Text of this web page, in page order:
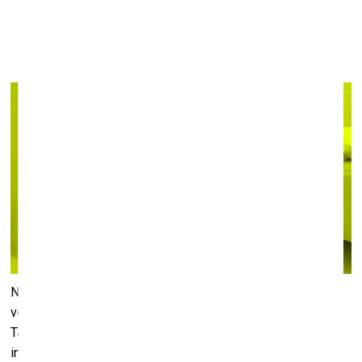
No 12. janvāra līdz 17. aprīlim Paula Stradiņa Medicīnas
vēstures muzejā būs skatāma izstāde “Snīkeri: eko x ego”.
Tajā atspoguļota mijiedarbe starp sporta un kultūras
industrijām, “veselā miesā vesels gars” mārketingu un